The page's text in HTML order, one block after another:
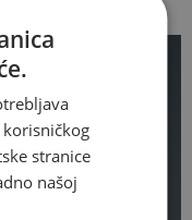
stranice
našoj